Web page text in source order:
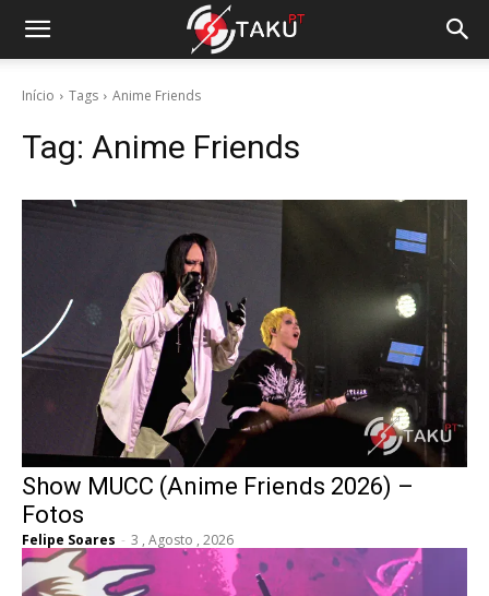
Início Tags Anime Friends
Tag: Anime Friends
Show MUCC (Anime Friends 2026) –
Fotos
Felipe Soares - 3 , Agosto , 2026